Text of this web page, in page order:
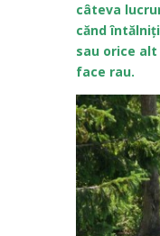
câteva
cănd
sau orice
face rau.